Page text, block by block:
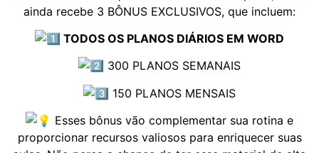
ainda recebe 3 BÔNUS EXCLUSIVOS, que incluem:
TODOS OS PLANOS DIÁRIOS EM WORD
300 PLANOS SEMANAIS
150 PLANOS MENSAIS
Esses bônus vão complementar sua rotina e
proporcionar recursos valiosos para enriquecer suas